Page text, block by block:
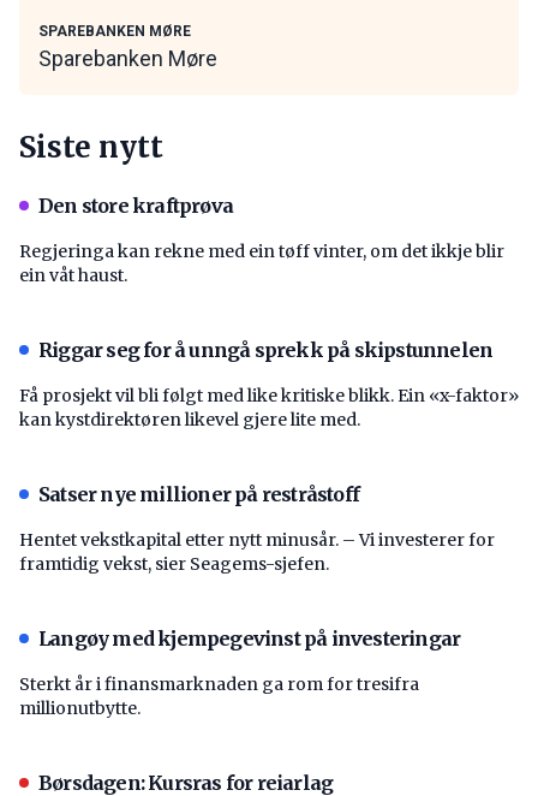
SPAREBANKEN MØRE
Sparebanken Møre
Siste nytt
Den store kraftprøva
Regjeringa kan rekne med ein tøff vinter, om det ikkje blir
ein våt haust.
Riggar seg for å unngå sprekk på skipstunnelen
Få prosjekt vil bli følgt med like kritiske blikk. Ein «x-faktor»
kan kystdirektøren likevel gjere lite med.
Satser nye millioner på restråstoff
Hentet vekstkapital etter nytt minusår. – Vi investerer for
framtidig vekst, sier Seagems-sjefen.
Langøy med kjempegevinst på investeringar
Sterkt år i finansmarknaden ga rom for tresifra
millionutbytte.
Børsdagen: Kursras for reiarlag